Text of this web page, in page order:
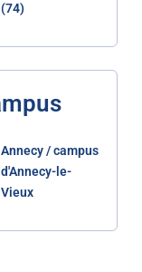
(74)
Annecy / campus
d'Annecy-le-
Vieux